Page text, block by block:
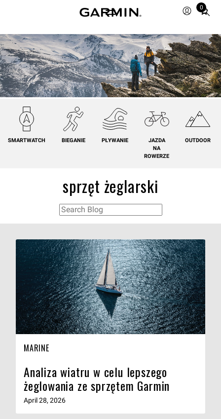
0
Total
in
cart:
0
SMARTWATCH BIEGANIE PŁYWANIE
JAZDA
NA
ROWERZE
OUTDOOR
sprzęt żeglarski
MARINE
Analiza wiatru w celu lepszego
żeglowania ze sprzętem Garmin
April 28, 2026